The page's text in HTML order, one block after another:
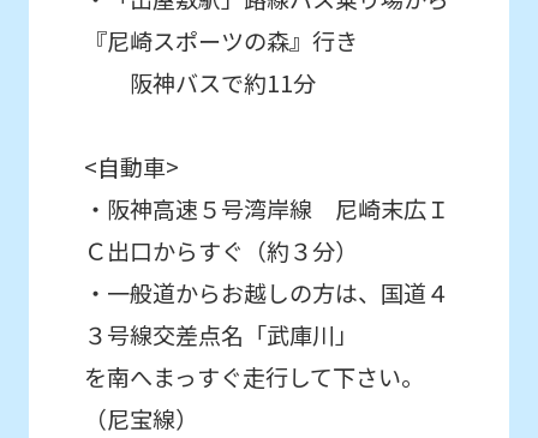
『尼崎スポーツの森』行き
阪神バスで約11分
<自動車>
・阪神高速５号湾岸線 尼崎末広Ｉ
Ｃ出口からすぐ（約３分）
・一般道からお越しの方は、国道４
３号線交差点名「武庫川」
を南へまっすぐ走行して下さい。
（尼宝線）
automatic
translation
service,
version
of
this
website
will
be